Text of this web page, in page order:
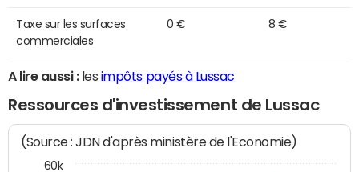
Taxe sur les surfaces
commerciales
0 € 8 €
A lire aussi :les impôts payés à Lussac
Ressources d'investissement de Lussac
(Source : JDN d'après ministère de l'Economie)
60k